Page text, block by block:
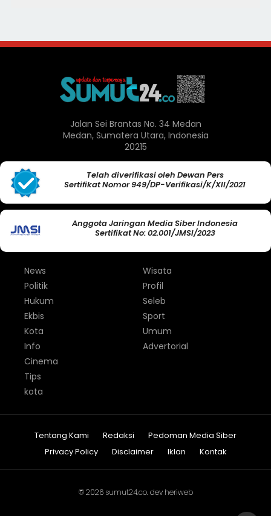
Jalan Sei Brantas No. 34 Medan
Medan, Sumatera Utara, Indonesia
20215
Telah diverifikasi oleh Dewan Pers
Sertifikat Nomor 949/DP-Verifikasi/K/XII/2021
Anggota Jaringan Media Siber Indonesia
Sertifikat No: 02.001/JMSI/2023
News
Politik
Hukum
Ekbis
Kota
Info
Wisata
Profil
Seleb
Sport
Umum
Advertorial
Cinema
Tips
kota
Tentang Kami Redaksi
Pedoman Media Siber
Privacy Policy
Disclaimer Iklan Kontak
© 2026 sumut24.co. dev heriweb